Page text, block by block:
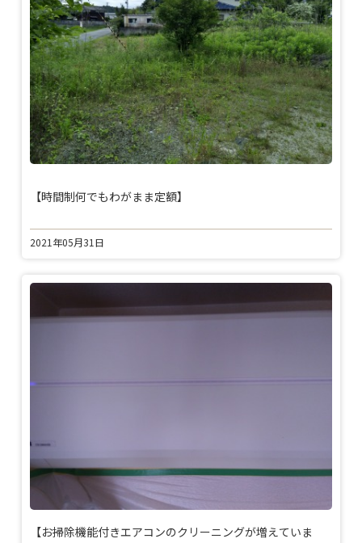
【時間制何でもわがまま定額】
2021年05月31日
【お掃除機能付きエアコンのクリーニングが増えていま